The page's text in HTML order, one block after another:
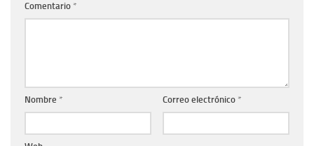
Comentario *
Nombre * Correo electrónico *